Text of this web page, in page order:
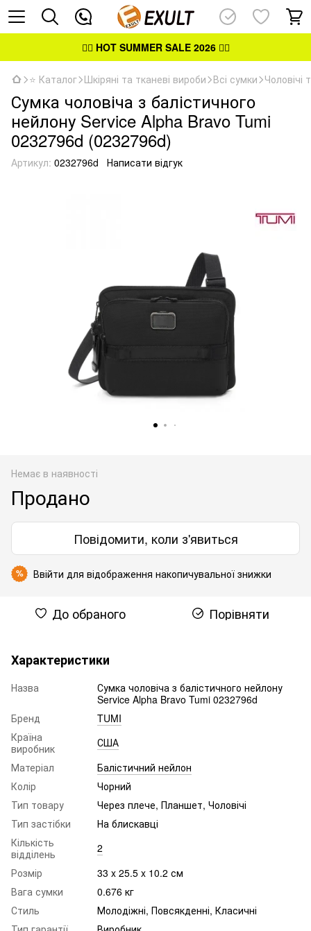
👉🏻 HOT SUMMER SALE 2026👈🏻
⭐ Каталог Шкіряні та тканеві вироби Всі сумки Чоловічі
Сумка чоловіча з балістичного
нейлону Service Alpha Bravo Tumi
0232796d (0232796d)
Артикул: 0232796d Написати відгук
Немає в наявності
Продано
Повідомити, коли з'явиться
% Ввійти для відображення накопичувальної знижки
До обраного Порівняти
Характеристики
Назва
Сумка чоловіча з балістичного нейлону
Service Alpha Bravo Tumi 0232796d
Бренд
TUMI
Країна
виробник
США
Матеріал
Балістичний нейлон
Колір
Чорний
Тип товару
Через плече, Планшет, Чоловічі
Тип застібки
На блискавці
Кількість
відділень
2
Розмір
33 x 25.5 x 10.2 см
Вага сумки
0.676 кг
Стиль
Молодіжні, Повсякденні, Класичні